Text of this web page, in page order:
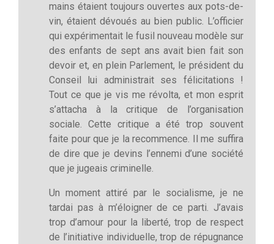
mains étaient toujours ouvertes aux pots-de-
vin, étaient dévoués au bien public. L’officier
qui expérimentait le fusil nouveau modèle sur
des enfants de sept ans avait bien fait son
devoir et, en plein Parlement, le président du
Conseil lui administrait ses félicitations !
Tout ce que je vis me révolta, et mon esprit
s’attacha à la critique de l’organisation
sociale. Cette critique a été trop souvent
faite pour que je la recommence. Il me suffira
de dire que je devins l’ennemi d’une société
que je jugeais criminelle.
Un moment attiré par le socialisme, je ne
tardai pas à m’éloigner de ce parti. J’avais
trop d’amour pour la liberté, trop de respect
de l’initiative individuelle, trop de répugnance